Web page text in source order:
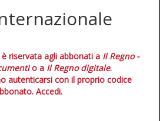
riservata agli abbonati a Il Regno -
o a Il Regno digitale.
autenticarsi con il proprio codice
Accedi.